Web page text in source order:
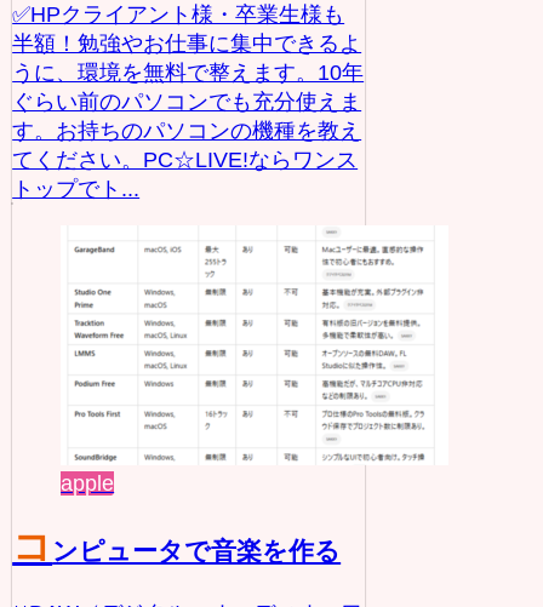
✅HPクライアント様・卒業生様も
半額！勉強やお仕事に集中できるよ
うに、環境を無料で整えます。10年
ぐらい前のパソコンでも充分使えま
す。お持ちのパソコンの機種を教え
てください。PC☆LIVE!ならワンス
トップでト...
apple
コ ンピュータで音楽を作る